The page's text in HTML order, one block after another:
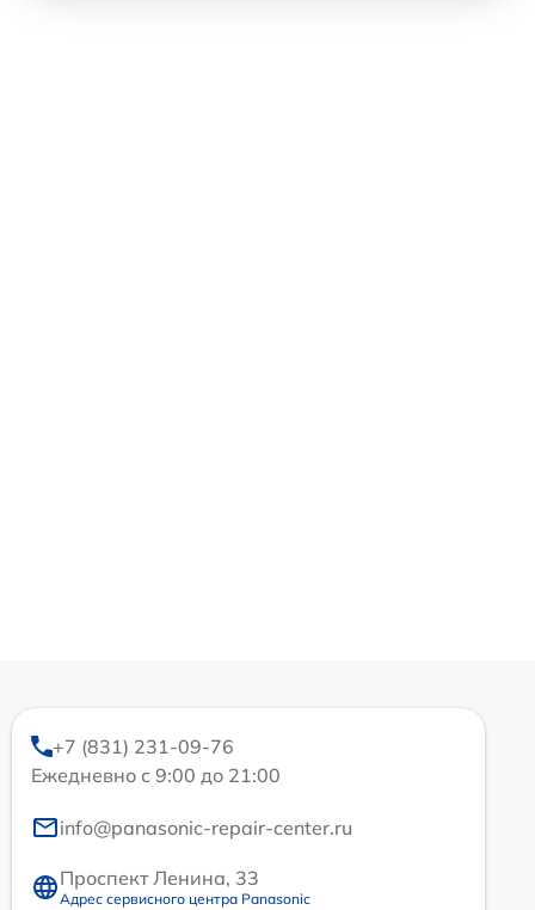
+7 (831) 231-09-76
Ежедневно с 9:00 до 21:00
info@panasonic-repair-center.ru
Проспект Ленина, 33
Адрес сервисного центра Panasonic